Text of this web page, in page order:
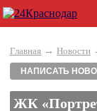
Главная → Новости
НАПИСАТЬ
ЖК